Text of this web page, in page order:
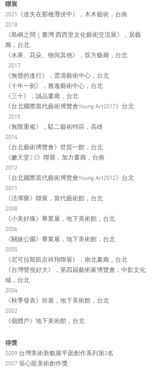
聯展
2021《迷失在那種潛伏中》，木木藝術，台南
2018
《島嶼之間｜臺灣 西西里文化藝術交流展》，居藝
廊，台北
《水果、花朵、物與其他》，双方藝廊，台北
2017
《無聲的進行》，雲清藝術中心，台北
《十年一劍》，雅逸藝術中心，台北
《三十》，誠品畫廊，台北
《台北國際當代藝術博覽會Young Art2017》台北
2015
《無限重複》，駁二藝術特區，高雄
2014
《台北藝術博覽會》世貿一館，台北
《嫩天堂2.0》聯展，加力畫廊，台南
2012
《台北國際當代藝術博覽會Young Art2012》台北
2011
《活彈藥》聯展，當代藝術館，台北
2008
《小美好痛》畢業展，地下美術館，台北
2006
《關嬉公園》畢業展，地下美術館，台北
2005
《尼可拉斯凱吉祥翔聯展》，南北畫廊，台北
《台灣聲視好大》，第四屆藝術家博覽會，中影文化
城，台北
2004
《秋季發表》班展，地下美術館，台北
2002
《個體戶》地下美術館，台北
得獎
2009 台灣美術新貌展平面創作系列第2名
2007 張心龍美術創作獎